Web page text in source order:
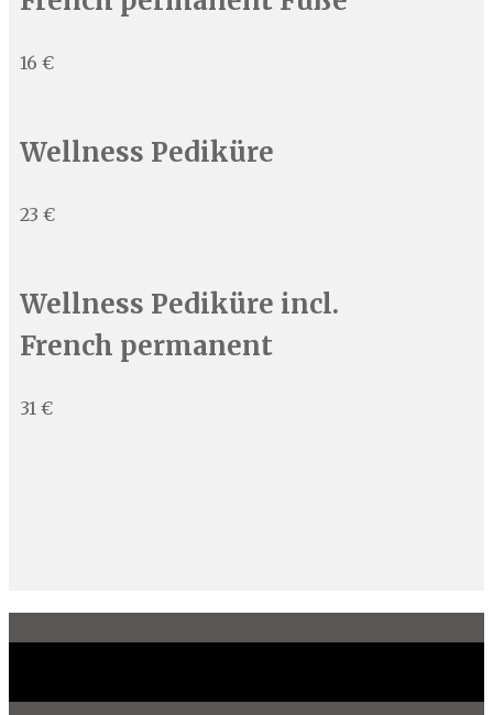
16 €
Wellness Pediküre
23 €
Wellness Pediküre incl.
French permanent
31 €